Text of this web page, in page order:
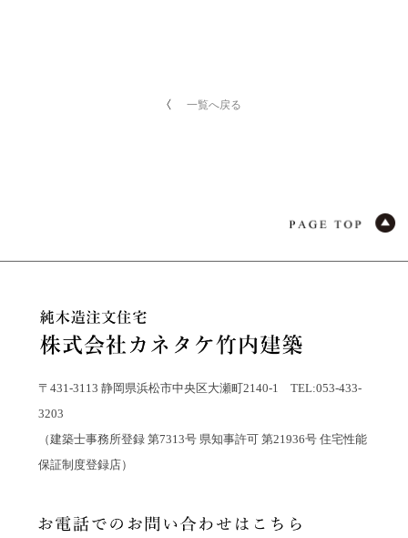
一覧へ戻る
〒431-3113 静岡県浜松市中央区大瀬町2140-1 TEL:053-433-
3203
（建築士事務所登録 第7313号 県知事許可 第21936号 住宅性能
保証制度登録店）